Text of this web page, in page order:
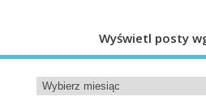
Wyświetl posty